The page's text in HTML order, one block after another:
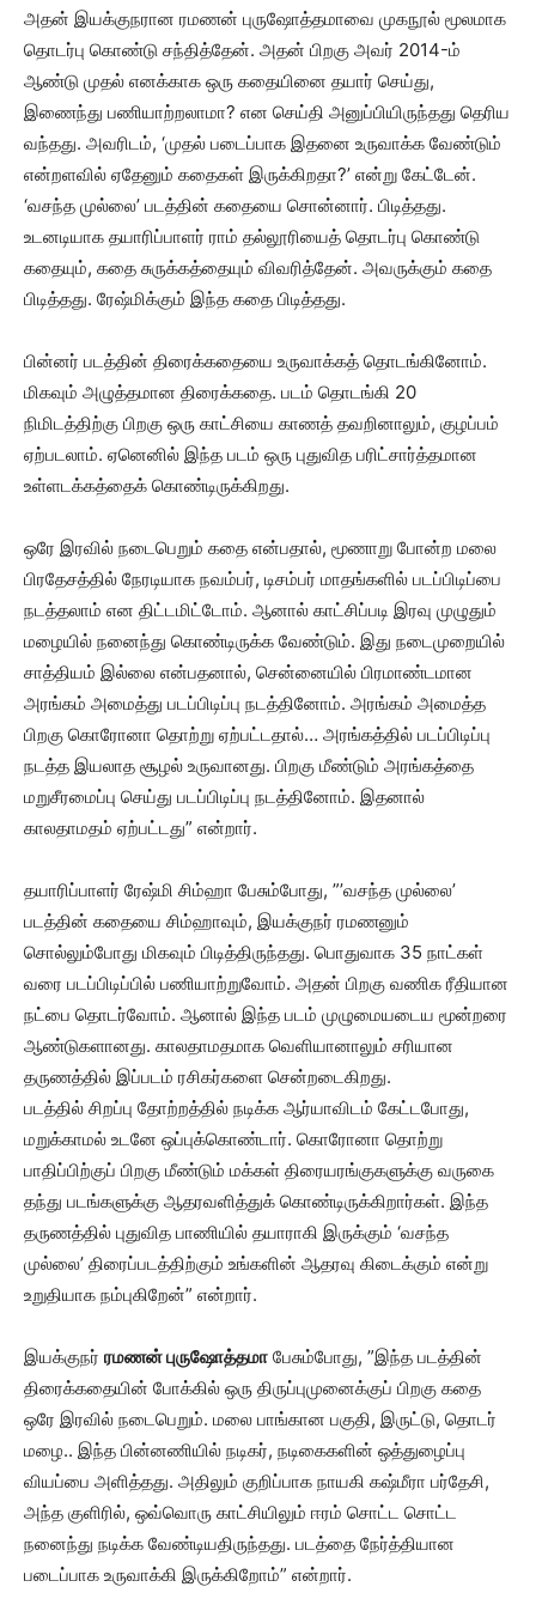
அதன் இயக்குநரான ரமணன் புருஷோத்தமாவை முகநூல் மூலமாக
தொடர்பு கொண்டு சந்தித்தேன். அதன் பிறகு அவர் 2014-ம்
ஆண்டு முதல் எனக்காக ஒரு கதையினை தயார் செய்து,
இணைந்து பணியாற்றலாமா? என செய்தி அனுப்பியிருந்தது தெரிய
வந்தது. அவரிடம், ‘முதல் படைப்பாக இதனை உருவாக்க வேண்டும்
என்றளவில் ஏதேனும் கதைகள் இருக்கிறதா?’ என்று கேட்டேன்.
‘வசந்த முல்லை’ படத்தின் கதையை சொன்னார். பிடித்தது.
உடனடியாக தயாரிப்பாளர் ராம் தல்லூரியைத் தொடர்பு கொண்டு
கதையும், கதை சுருக்கத்தையும் விவரித்தேன். அவருக்கும் கதை
பிடித்தது. ரேஷ்மிக்கும் இந்த கதை பிடித்தது.
பின்னர் படத்தின் திரைக்கதையை உருவாக்கத் தொடங்கினோம்.
மிகவும் அழுத்தமான திரைக்கதை. படம் தொடங்கி 20
நிமிடத்திற்கு பிறகு ஒரு காட்சியை காணத் தவறினாலும், குழப்பம்
ஏற்படலாம். ஏனெனில் இந்த படம் ஒரு புதுவித பரிட்சார்த்தமான
உள்ளடக்கத்தைக் கொண்டிருக்கிறது.
ஒரே இரவில் நடைபெறும் கதை என்பதால், மூணாறு போன்ற மலை
பிரதேசத்தில் நேரடியாக நவம்பர், டிசம்பர் மாதங்களில் படப்பிடிப்பை
நடத்தலாம் என திட்டமிட்டோம். ஆனால் காட்சிப்படி இரவு முழுதும்
மழையில் நனைந்து கொண்டிருக்க வேண்டும். இது நடைமுறையில்
சாத்தியம் இல்லை என்பதனால், சென்னையில் பிரமாண்டமான
அரங்கம் அமைத்து படப்பிடிப்பு நடத்தினோம். அரங்கம் அமைத்த
பிறகு கொரோனா தொற்று ஏற்பட்டதால்… அரங்கத்தில் படப்பிடிப்பு
நடத்த இயலாத சூழல் உருவானது. பிறகு மீண்டும் அரங்கத்தை
மறுசீரமைப்பு செய்து படப்பிடிப்பு நடத்தினோம். இதனால்
காலதாமதம் ஏற்பட்டது” என்றார்.
தயாரிப்பாளர் ரேஷ்மி சிம்ஹா பேசும்போது, ”’வசந்த முல்லை’
படத்தின் கதையை சிம்ஹாவும், இயக்குநர் ரமணனும்
சொல்லும்போது மிகவும் பிடித்திருந்தது. பொதுவாக 35 நாட்கள்
வரை படப்பிடிப்பில் பணியாற்றுவோம். அதன் பிறகு வணிக ரீதியான
நட்பை தொடர்வோம். ஆனால் இந்த படம் முழுமையடைய மூன்றரை
ஆண்டுகளானது. காலதாமதமாக வெளியானாலும் சரியான
தருணத்தில் இப்படம் ரசிகர்களை சென்றடைகிறது.
படத்தில் சிறப்பு தோற்றத்தில் நடிக்க ஆர்யாவிடம் கேட்டபோது,
மறுக்காமல் உடனே ஒப்புக்கொண்டார். கொரோனா தொற்று
பாதிப்பிற்குப் பிறகு மீண்டும் மக்கள் திரையரங்குகளுக்கு வருகை
தந்து படங்களுக்கு ஆதரவளித்துக் கொண்டிருக்கிறார்கள். இந்த
தருணத்தில் புதுவித பாணியில் தயாராகி இருக்கும் ‘வசந்த
முல்லை’ திரைப்படத்திற்கும் உங்களின் ஆதரவு கிடைக்கும் என்று
உறுதியாக நம்புகிறேன்” என்றார்.
இயக்குநர் ரமணன் புருஷோத்தமா பேசும்போது, ”இந்த படத்தின்
திரைக்கதையின் போக்கில் ஒரு திருப்புமுனைக்குப் பிறகு கதை
ஒரே இரவில் நடைபெறும். மலை பாங்கான பகுதி, இருட்டு, தொடர்
மழை.. இந்த பின்னணியில் நடிகர், நடிகைகளின் ஒத்துழைப்பு
வியப்பை அளித்தது. அதிலும் குறிப்பாக நாயகி கஷ்மீரா பர்தேசி,
அந்த குளிரில், ஒவ்வொரு காட்சியிலும் ஈரம் சொட்ட சொட்ட
நனைந்து நடிக்க வேண்டியதிருந்தது. படத்தை நேர்த்தியான
படைப்பாக உருவாக்கி இருக்கிறோம்” என்றார்.